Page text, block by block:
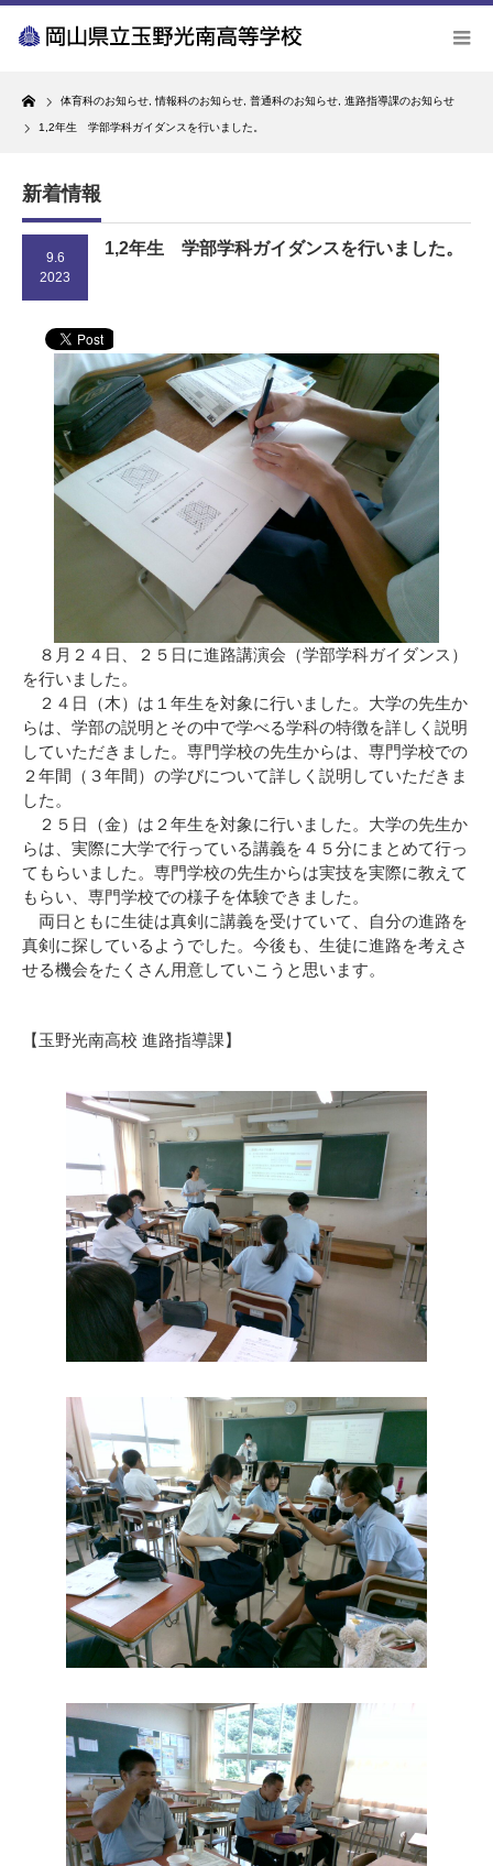
Home
体育科のお知らせ 情報科のお知らせ 普通科のお知らせ 進路指導課のお知らせ
1,2年生 学部学科ガイダンスを行いました。
新着情報
9.6
2023
1,2年生 学部学科ガイダンスを行いました。
８月２４日、２５日に進路講演会（学部学科ガイダンス）
を行いました。
２４日（木）は１年生を対象に行いました。大学の先生か
らは、学部の説明とその中で学べる学科の特徴を詳しく説明
していただきました。専門学校の先生からは、専門学校での
２年間（３年間）の学びについて詳しく説明していただきま
した。
２５日（金）は２年生を対象に行いました。大学の先生か
らは、実際に大学で行っている講義を４５分にまとめて行っ
てもらいました。専門学校の先生からは実技を実際に教えて
もらい、専門学校での様子を体験できました。
両日ともに生徒は真剣に講義を受けていて、自分の進路を
真剣に探しているようでした。今後も、生徒に進路を考えさ
せる機会をたくさん用意していこうと思います。
【玉野光南高校 進路指導課】